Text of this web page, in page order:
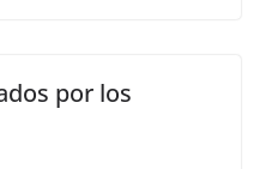
por los